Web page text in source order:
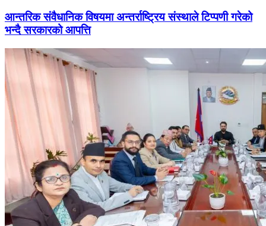
आन्तरिक संवैधानिक विषयमा अन्तर्राष्ट्रिय संस्थाले टिप्पणी गरेको
भन्दै सरकारको आपत्ति